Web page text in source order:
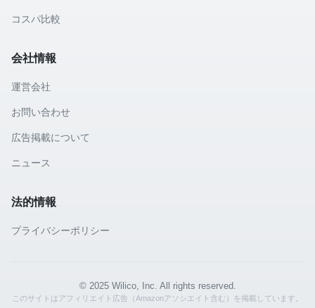
コスパ比較
会社情報
運営会社
お問い合わせ
広告掲載について
ニュース
法的情報
プライバシーポリシー
© 2025 Wilico, Inc. All rights reserved.
このサイトはアフィリエイト広告（Amazonアソシエイト含む）を掲載しています。